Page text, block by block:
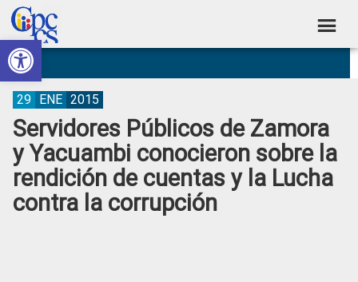
Abrir barra de herramientas
Skip
to
primary
navigation
Skip
to
main
content
Skip
to
primary
sidebar
Skip
to
footer
Consejo
de
Participación
Ciudadana
Control
Social
Construyendo
Poder
Ciudadano
Servidores Públicos de Zamora
y Yacuambi conocieron sobre la
rendición de cuentas y la Lucha
contra la corrupción
29 ENE 2015